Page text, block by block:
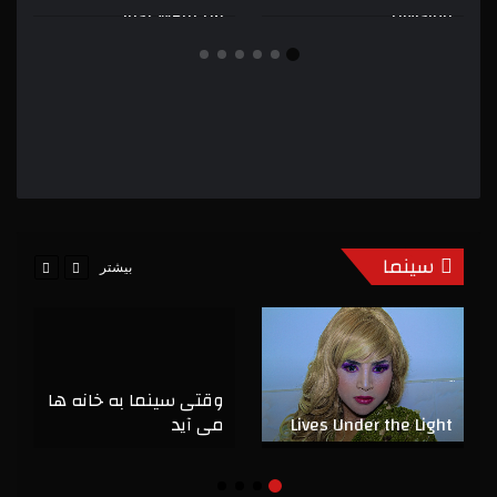
Division
Just Went Up
سینما بیشتر
Lives Under the Light
وقتی سینما به خانه ها
می آید